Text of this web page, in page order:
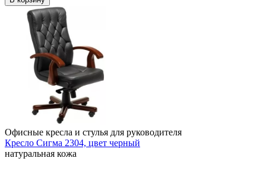
Офисные кресла и стулья для руководителя
Кресло Сигма 2304, цвет черный
натуральная кожа